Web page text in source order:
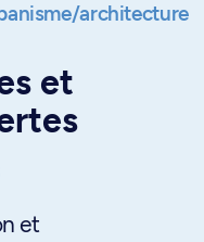
architecture
et
et